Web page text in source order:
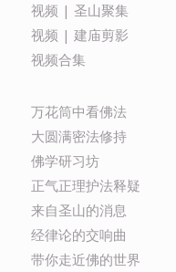
视频 | 圣山聚集
视频 | 建庙剪影
视频合集
万花筒中看佛法
大圆满密法修持
佛学研习坊
正气正理护法释疑
来自圣山的消息
经律论的交响曲
带你走近佛的世界